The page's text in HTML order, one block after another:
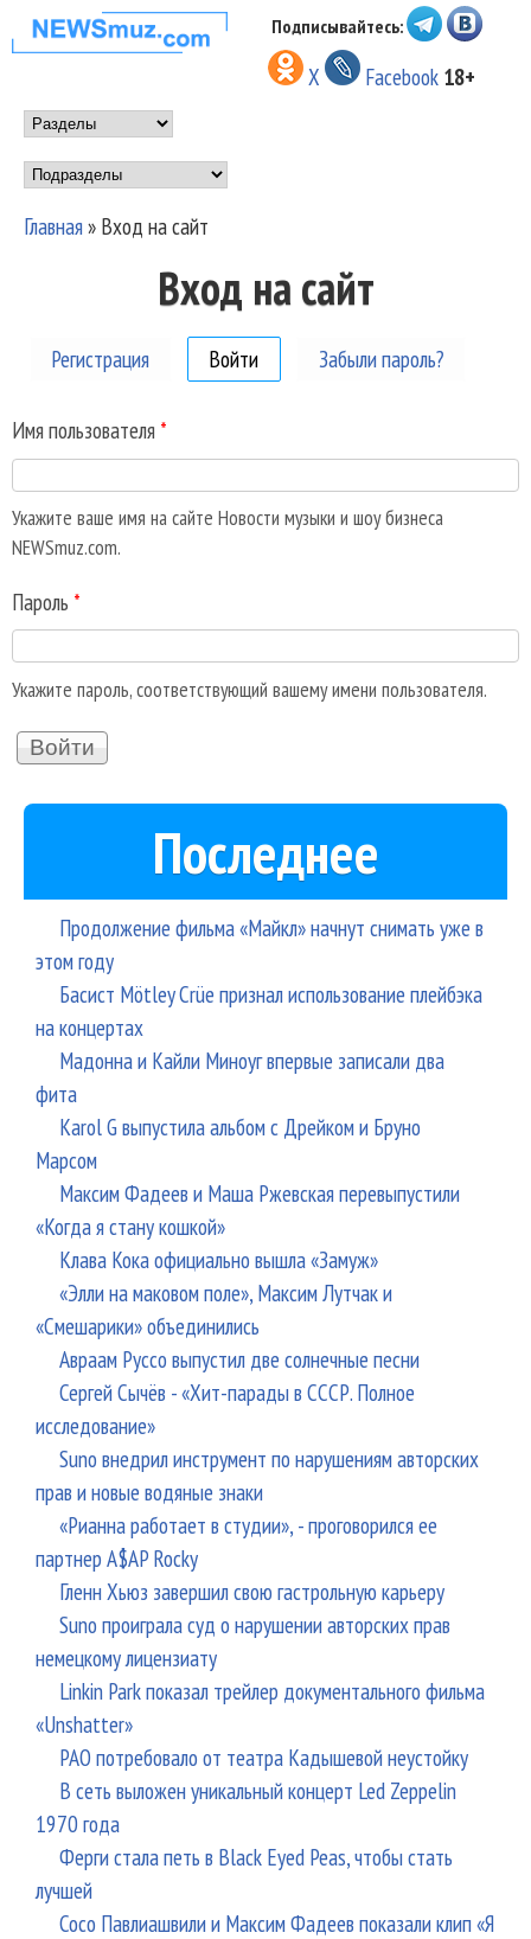
Перейти к основному
содержанию
НОВОСТИ
МУЗЫКИ И
ШОУ БИЗНЕСА
NEWSMUZ.COM
Подписывайтесь:
X Facebook 18+
Main menu
Подразделы
Вы здесь
Главная» Вход на сайт
Вход на сайт
Регистрация Войти (активная вкладка)
Забыли пароль?
Имя пользователя *
Укажите ваше имя на сайте Новости музыки и шоу бизнеса
NEWSmuz.com.
Пароль *
Укажите пароль, соответствующий вашему имени пользователя.
Последнее
Продолжение фильма «Майкл» начнут снимать уже в
этом году
Басист Mötley Crüe признал использование плейбэка
на концертах
Мадонна и Кайли Миноуг впервые записали два
фита
Karol G выпустила альбом с Дрейком и Бруно
Марсом
Максим Фадеев и Маша Ржевская перевыпустили
«Когда я стану кошкой»
Клава Кока официально вышла «Замуж»
«Элли на маковом поле», Максим Лутчак и
«Смешарики» объединились
Авраам Руссо выпустил две солнечные песни
Сергей Сычёв - «Хит-парады в СССР. Полное
исследование»
Suno внедрил инструмент по нарушениям авторских
прав и новые водяные знаки
«Рианна работает в студии», - проговорился ее
партнер A$AP Rocky
Гленн Хьюз завершил свою гастрольную карьеру
Suno проиграла суд о нарушении авторских прав
немецкому лицензиату
Linkin Park показал трейлер документального фильма
«Unshatter»
РАО потребовало от театра Кадышевой неустойку
В сеть выложен уникальный концерт Led Zeppelin
1970 года
Ферги стала петь в Black Eyed Peas, чтобы стать
лучшей
Сосо Павлиашвили и Максим Фадеев показали клип «Я